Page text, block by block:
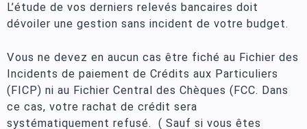
L’étude de vos derniers relevés bancaires doit
dévoiler une gestion sans incident de votre budget.
Vous ne devez en aucun cas être fiché au Fichier des
Incidents de paiement de Crédits aux Particuliers
(FICP) ni au Fichier Central des Chèques (FCC. Dans
ce cas, votre rachat de crédit sera
systématiquement refusé. ( Sauf si vous êtes